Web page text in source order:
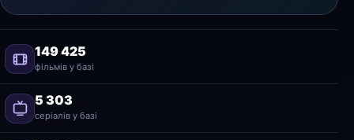
149 425
фільмів у базі
5 303
серіалів у базі